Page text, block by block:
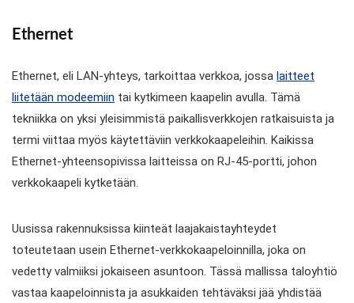
Ethernet
Ethernet, eli LAN-yhteys, tarkoittaa verkkoa, jossa laitteet
liitetään modeemiin tai kytkimeen kaapelin avulla. Tämä
tekniikka on yksi yleisimmistä paikallisverkkojen ratkaisuista ja
termi viittaa myös käytettäviin verkkokaapeleihin. Kaikissa
Ethernet-yhteensopivissa laitteissa on RJ-45-portti, johon
verkkokaapeli kytketään.
Uusissa rakennuksissa kiinteät laajakaistayhteydet
toteutetaan usein Ethernet-verkkokaapeloinnilla, joka on
vedetty valmiiksi jokaiseen asuntoon. Tässä mallissa taloyhtiö
vastaa kaapeloinnista ja asukkaiden tehtäväksi jää yhdistää